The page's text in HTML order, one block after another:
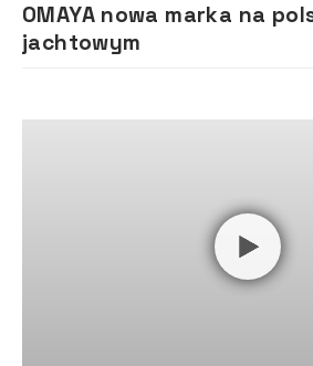
OMAYA nowa marka na
jachtowym